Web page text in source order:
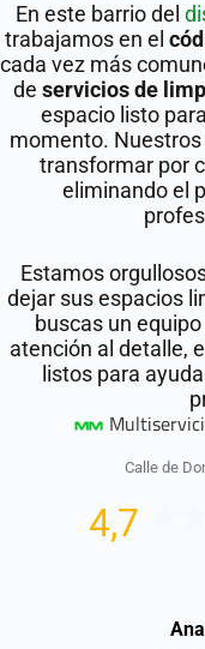
En este barrio del
trabajamos en el
cada vez más
de servicios de
espacio listo
momento.
transformar por
eliminando el
Estamos
dejar sus espacios
buscas un
atención al detalle,
listos para
Calle de
4,7